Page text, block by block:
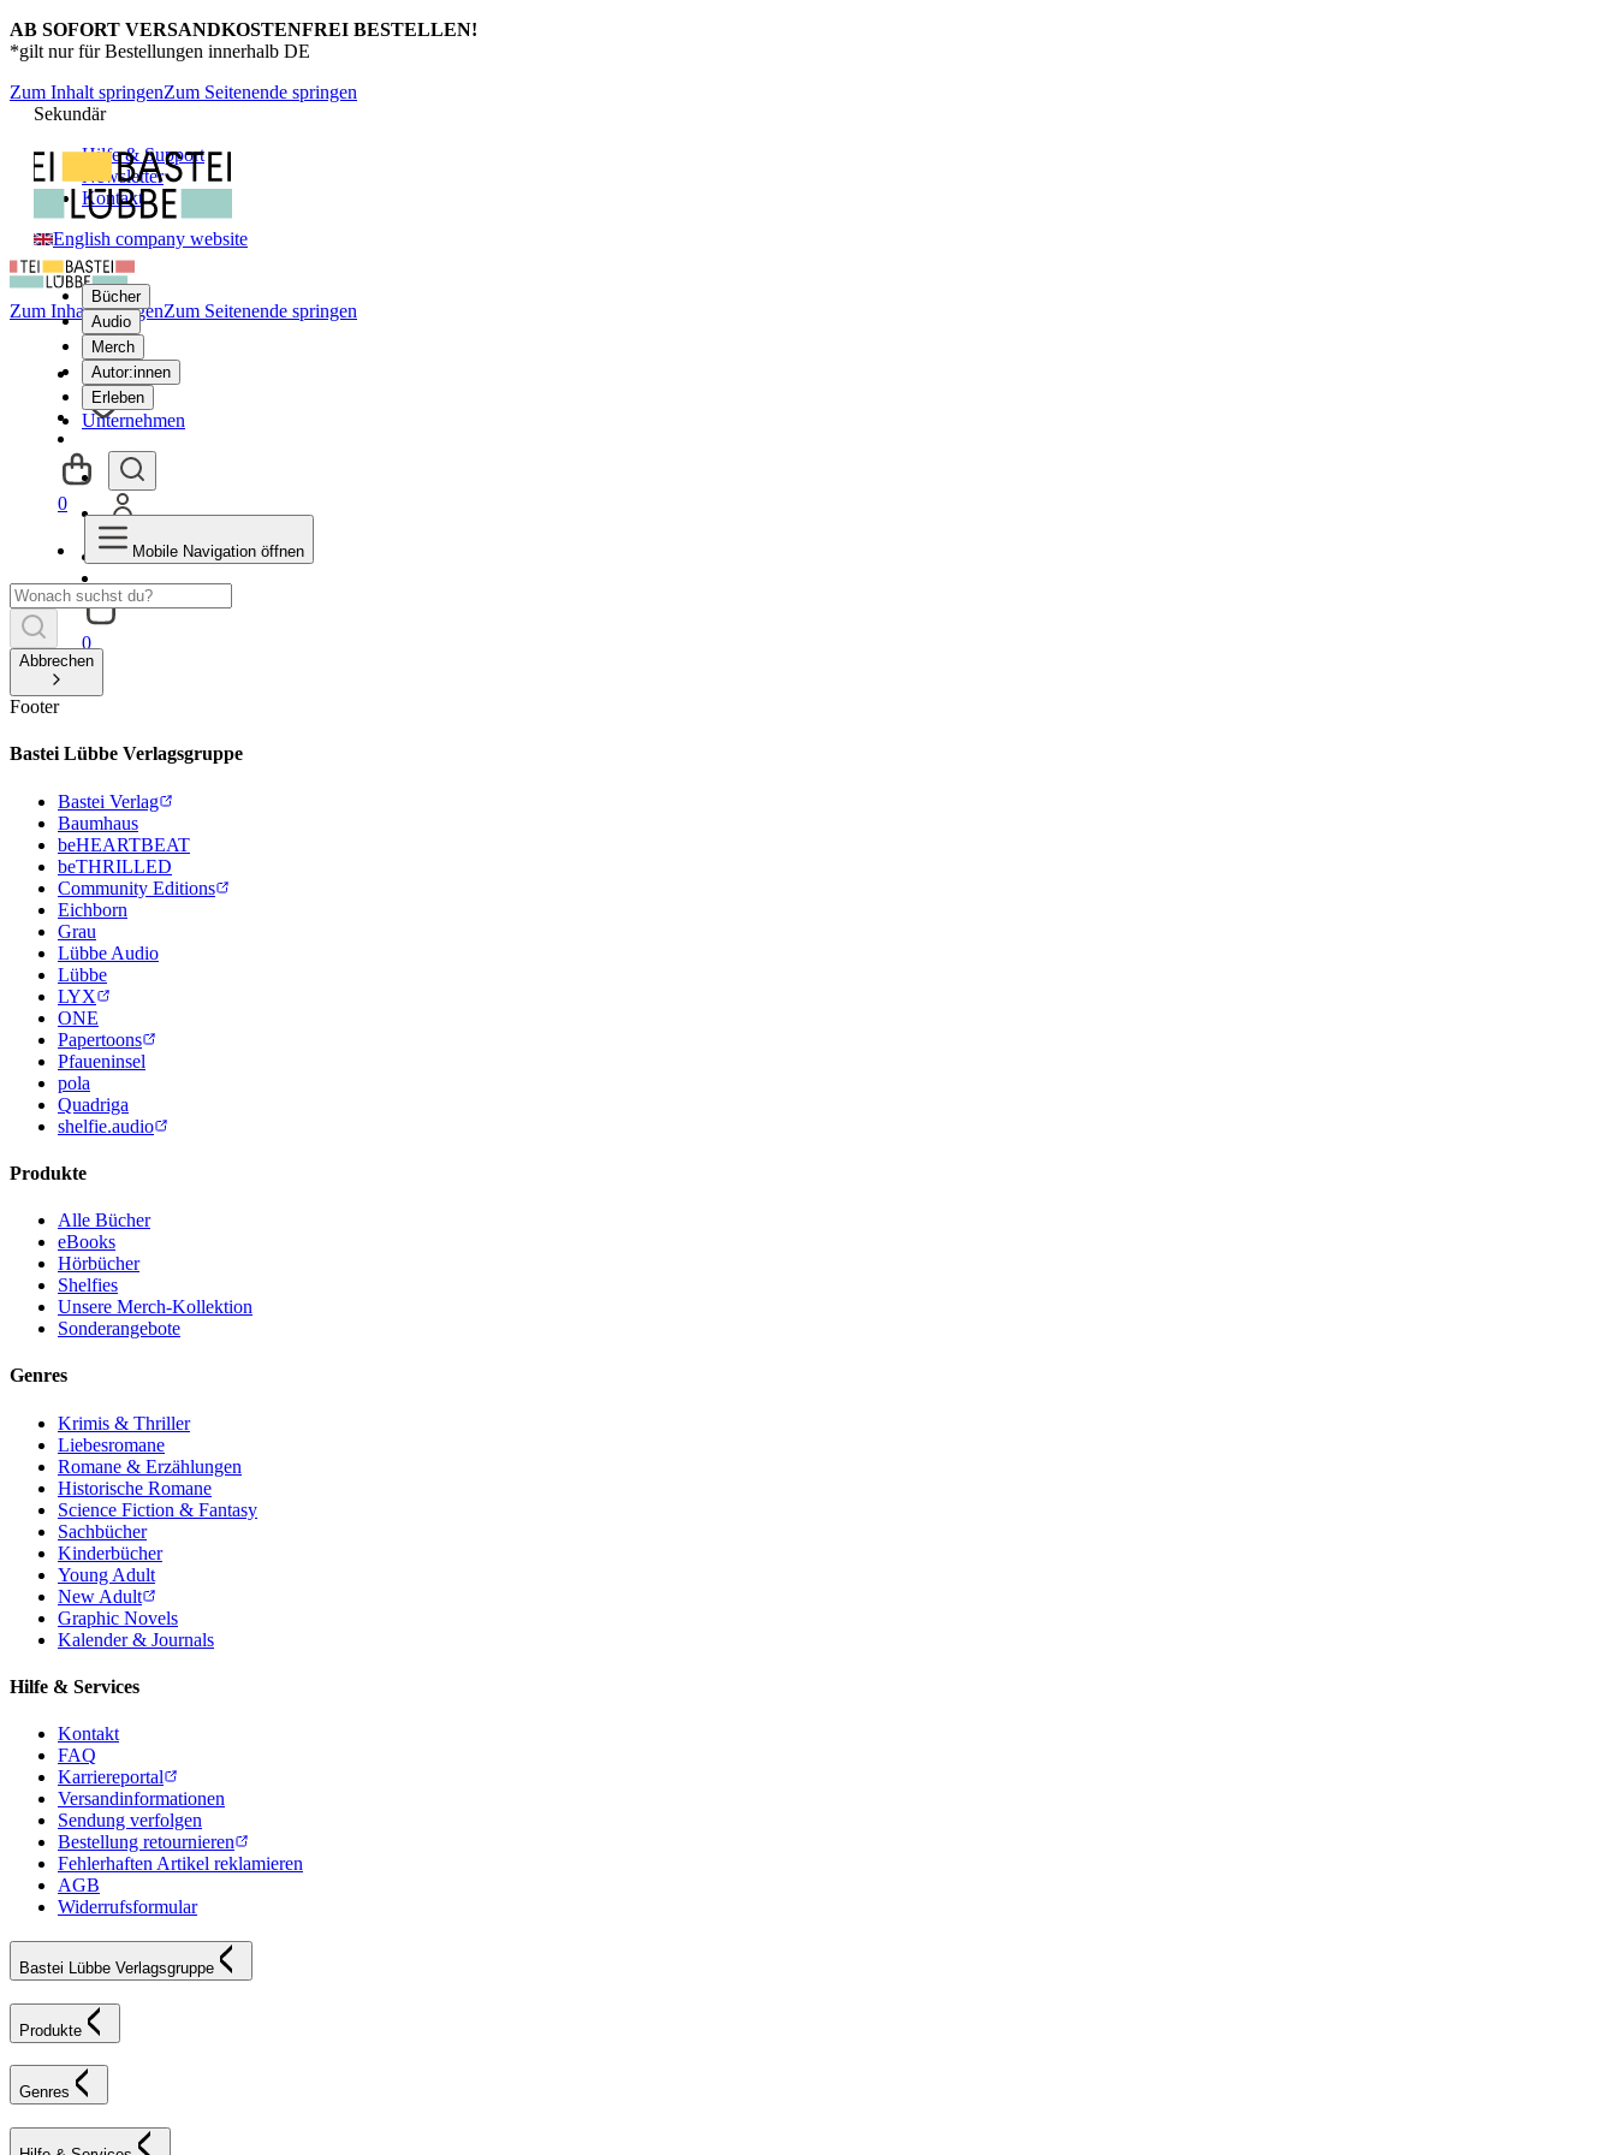
AB SOFORT VERSANDKOSTENFREI BESTELLEN!
*gilt nur für Bestellungen innerhalb DE
Zum Inhalt springenZum Seitenende springen
Sekundär
Hilfe & Support
Newsletter
Kontakt
English company website
Bücher
Audio
Merch
Autor:innen
Erleben
Unternehmen
0
Zum Inhalt springenZum Seitenende springen
0
Mobile Navigation öffnen
Abbrechen
Footer
Bastei Lübbe Verlagsgruppe
Bastei Verlag
Baumhaus
beHEARTBEAT
beTHRILLED
Community Editions
Eichborn
Grau
Lübbe Audio
Lübbe
LYX
ONE
Papertoons
Pfaueninsel
pola
Quadriga
shelfie.audio
Produkte
Alle Bücher
eBooks
Hörbücher
Shelfies
Unsere Merch-Kollektion
Sonderangebote
Genres
Krimis & Thriller
Liebesromane
Romane & Erzählungen
Historische Romane
Science Fiction & Fantasy
Sachbücher
Kinderbücher
Young Adult
New Adult
Graphic Novels
Kalender & Journals
Hilfe & Services
Kontakt
FAQ
Karriereportal
Versandinformationen
Sendung verfolgen
Bestellung retournieren
Fehlerhaften Artikel reklamieren
AGB
Widerrufsformular
Bastei Lübbe Verlagsgruppe
Produkte
Genres